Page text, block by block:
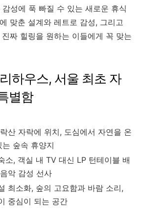
성에 푹 빠질 수 있는 새로운 휴식
맞춘 설계와 레트로 감성, 그리고
짜 힐링을 원하는 이들에게 꼭 맞는
하우스, 서울 최초 자
별함
산 자락에 위치, 도심에서 자연을 온
숲속 휴양지
소, 객실 내 TV 대신 LP 턴테이블 배
악 감성 선사
최소화, 숲의 고요함과 바람 소리,
중심이 되는 공간